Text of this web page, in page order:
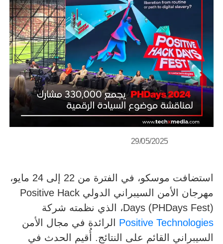
29/05/2025
استضافت موسكو، في الفترة من 22 إلى 24 مايو،
مهرجان الأمن السيبراني الدولي Positive Hack
Days (PHDays Fest)، الذي نظمته شركة
Positive Technologies الرائدة في مجال الأمن
السيبراني القائم على النتائج. أُقيم الحدث في